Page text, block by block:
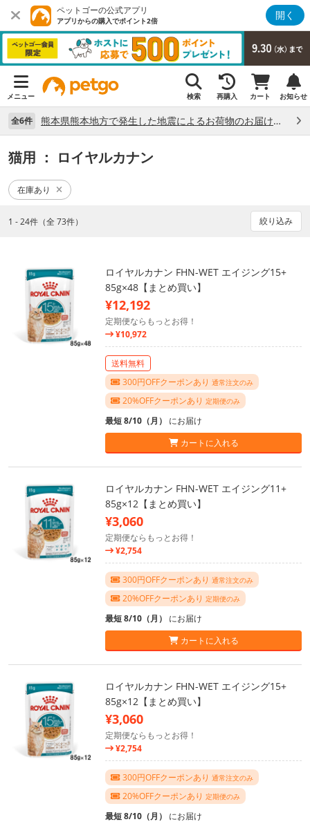
ペットゴーの公式アプリ
アプリからの購入でポイント2倍 開く
メニュー 検索 再購入 カート お知らせ
全6件 熊本県熊本地方で発生した地震によるお荷物のお届け状況について （7/28）
猫用 ： ロイヤルカナン
在庫あり
1 - 24件（全 73件） 絞り込み
ロイヤルカナン FHN-WET エイジング15+
85g×48【まとめ買い】
¥12,192
定期便ならもっとお得！
¥10,972
送料無料
300円OFFクーポンあり 通常注文のみ
20%OFFクーポンあり 定期便のみ
最短 8/10（月） にお届け
カートに入れる
ロイヤルカナン FHN-WET エイジング11+
85g×12【まとめ買い】
¥3,060
定期便ならもっとお得！
¥2,754
300円OFFクーポンあり 通常注文のみ
20%OFFクーポンあり 定期便のみ
最短 8/10（月） にお届け
カートに入れる
ロイヤルカナン FHN-WET エイジング15+
85g×12【まとめ買い】
¥3,060
定期便ならもっとお得！
¥2,754
300円OFFクーポンあり 通常注文のみ
20%OFFクーポンあり 定期便のみ
最短 8/10（月） にお届け